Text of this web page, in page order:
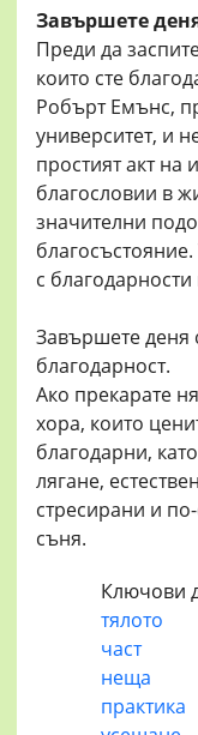
Завършете
Преди да
които сте
Робърт Емънс,
университет, и
простият акт на
благословии в
значителни
с
Завършете деня
благодарност.
Ако прекарате
хора, които
благодарни,
лягане,
стресирани и
съня.
Ключови
тялото
част
неща
практика